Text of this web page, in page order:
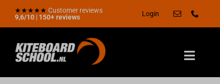
Skip★★★★★ Customer reviews
9,6/10 |150+ reviews Login
Toggle